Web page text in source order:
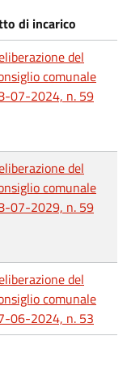
di incarico
del
comunale
07-2024, n. 59
del
comunale
07-2029, n. 59
del
comunale
06-2024, n. 53